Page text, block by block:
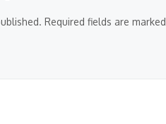
Required fields are marked